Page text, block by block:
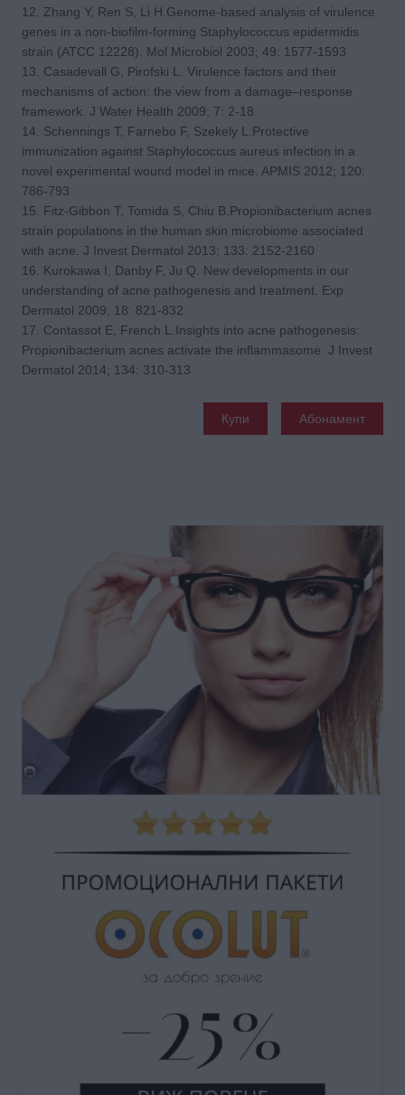
12. Zhang Y, Ren S, Li H.Genome-based analysis of virulence
genes in a non-biofilm-forming Staphylococcus epidermidis
strain (ATCC 12228). Mol Microbiol 2003; 49: 1577-1593
13. Casadevall G, Pirofski L. Virulence factors and their
mechanisms of action: the view from a damage–response
framework. J Water Health 2009; 7: 2-18.
14. Schennings T, Farnebo F, Szekely L.Protective
immunization against Staphylococcus aureus infection in a
novel experimental wound model in mice. APMIS 2012; 120:
786-793
15. Fitz-Gibbon T, Tomida S, Chiu B.Propionibacterium acnes
strain populations in the human skin microbiome associated
with acne. J Invest Dermatol 2013; 133: 2152-2160
16. Kurokawa I, Danby F, Ju Q. New developments in our
understanding of acne pathogenesis and treatment. Exp
Dermatol 2009; 18: 821-832
17. Contassot E, French L.Insights into acne pathogenesis:
Propionibacterium acnes activate the inflammasome. J Invest
Dermatol 2014; 134: 310-313
Купи Абонамент